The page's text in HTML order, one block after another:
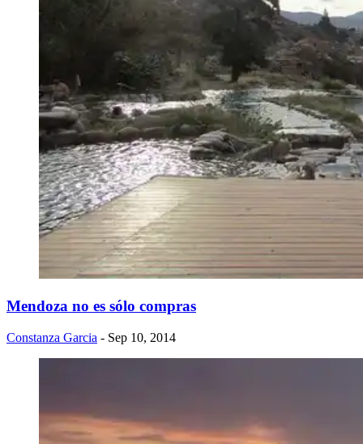
Mendoza no es sólo compras
Constanza Garcia - Sep 10, 2014